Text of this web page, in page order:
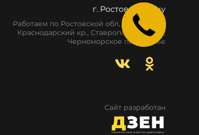
г. Ростов-на-Дону
Работаем по Ростовской обл, респ. Крым,
Краснодарский кр., Ставропольский кр.,
Черноморское побережье
Сайт разработан